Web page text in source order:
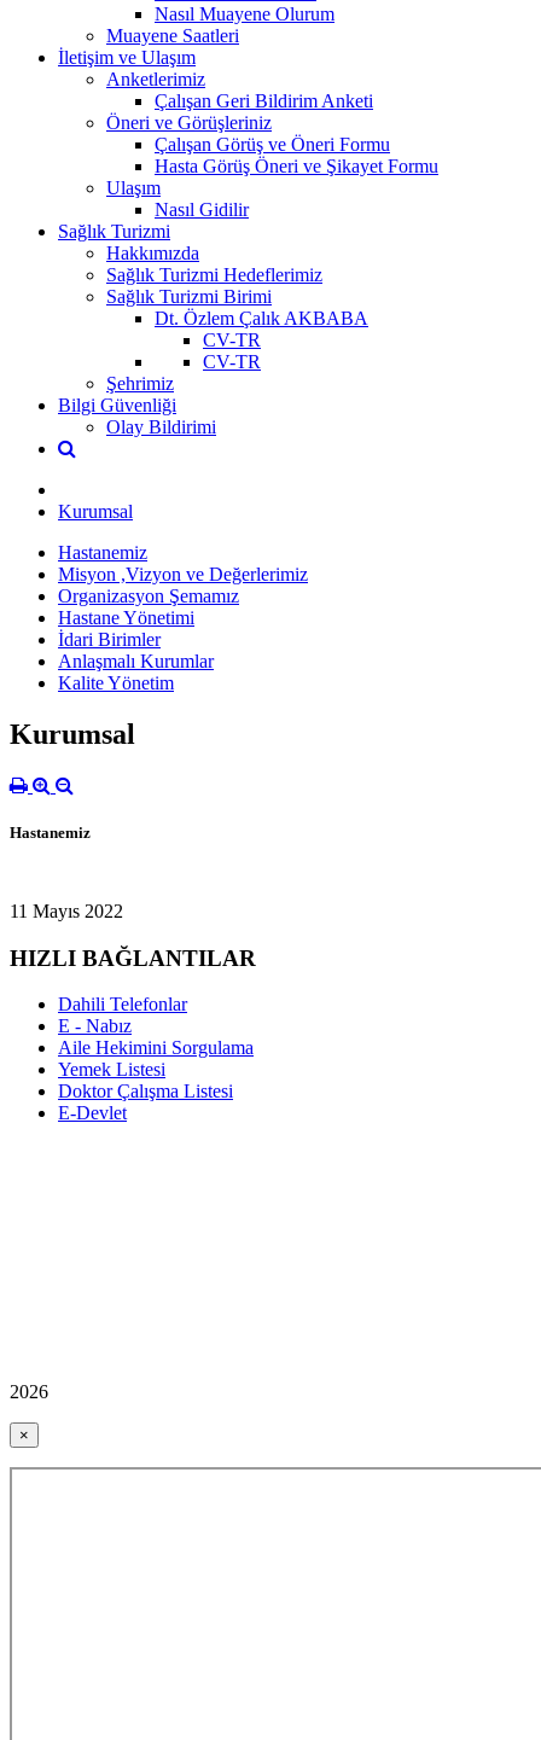
Nasıl Muayene Olurum
Muayene Saatleri
İletişim ve Ulaşım
Anketlerimiz
Çalışan Geri Bildirim Anketi
Öneri ve Görüşleriniz
Çalışan Görüş ve Öneri Formu
Hasta Görüş Öneri ve Şikayet Formu
Ulaşım
Nasıl Gidilir
Sağlık Turizmi
Hakkımızda
Sağlık Turizmi Hedeflerimiz
Sağlık Turizmi Birimi
Dt. Özlem Çalık AKBABA
CV-TR
CV-TR
Şehrimiz
Bilgi Güvenliği
Olay Bildirimi
Kurumsal
Hastanemiz
Misyon ,Vizyon ve Değerlerimiz
Organizasyon Şemamız
Hastane Yönetimi
İdari Birimler
Anlaşmalı Kurumlar
Kalite Yönetim
Kurumsal
Hastanemiz
11 Mayıs 2022
HIZLI BAĞLANTILAR
Dahili Telefonlar
E - Nabız
Aile Hekimini Sorgulama
Yemek Listesi
Doktor Çalışma Listesi
E-Devlet
2026
×